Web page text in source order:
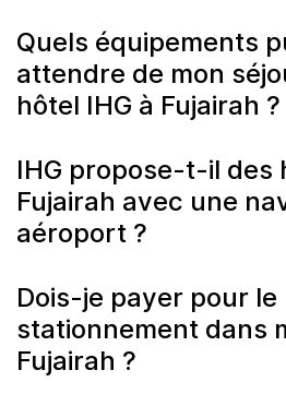
Quels équipements
attendre de mon
hôtel IHG à Fujairah ?
IHG propose-t-il des
Fujairah avec une
aéroport ?
Dois-je payer pour le
stationnement dans
Fujairah ?